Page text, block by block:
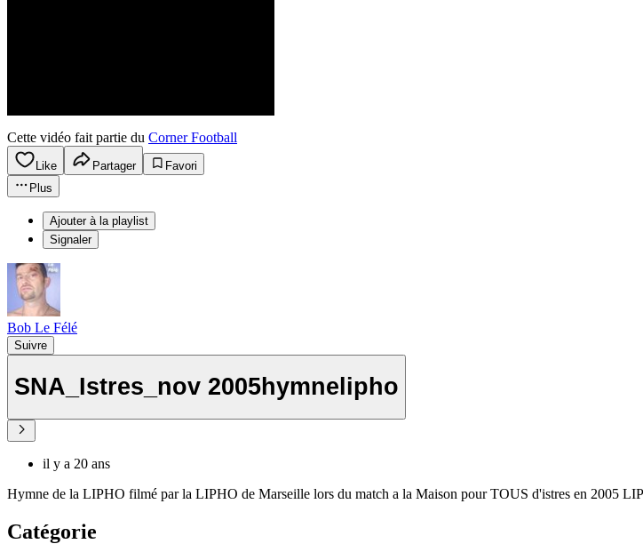
Cette vidéo fait partie du Corner Football
Like Partager
Favori
Plus
Ajouter à la playlist
Signaler
Bob Le Félé
Suivre
SNA_Istres_nov 2005hymnelipho
il y a 20 ans
Hymne de la LIPHO filmé par la LIPHO de Marseille lors du match a la Maison pour TOUS d'istres en 2005
Catégorie